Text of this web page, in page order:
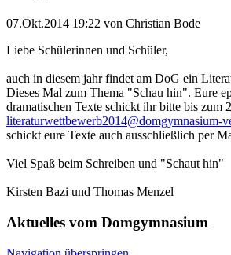
07.Okt.2014 19:22 von Christian Bode
Liebe Schülerinnen und Schüler,
auch in diesem jahr findet am DoG ein
Dieses Mal zum Thema "Schau hin". Eure
dramatischen Texte schickt ihr bitte bis zum
literaturwettbewerb2014@domgymnasium-
schickt eure Texte auch ausschließlich per
Viel Spaß beim Schreiben und "Schaut hin"
Kirsten Bazi und Thomas Menzel
Aktuelles vom Domgymnasium